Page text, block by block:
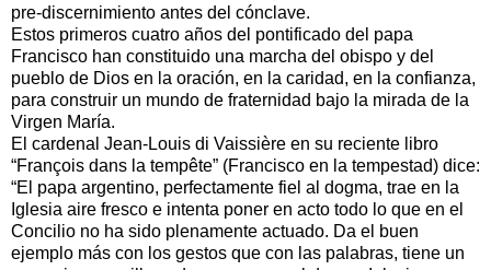
pre-discernimiento antes del cónclave.
Estos primeros cuatro años del pontificado del papa
Francisco han constituido una marcha del obispo y del
pueblo de Dios en la oración, en la caridad, en la confianza,
para construir un mundo de fraternidad bajo la mirada de la
Virgen María.
El cardenal Jean-Louis di Vaissière en su reciente libro
“François dans la tempête” (Francisco en la tempestad) dice:
“El papa argentino, perfectamente fiel al dogma, trae en la
Iglesia aire fresco e intenta poner en acto todo lo que en el
Concilio no ha sido plenamente actuado. Da el buen
ejemplo más con los gestos que con las palabras, tiene un